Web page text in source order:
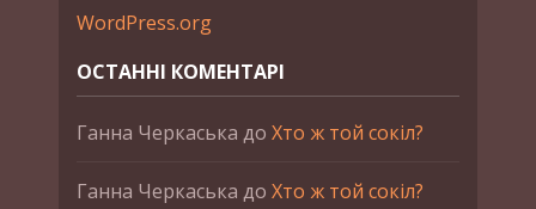
WordPress.org
ОСТАННІ КОМЕНТАРІ
Ганна Черкаська до Хто ж той сокіл?
Ганна Черкаська до Хто ж той сокіл?